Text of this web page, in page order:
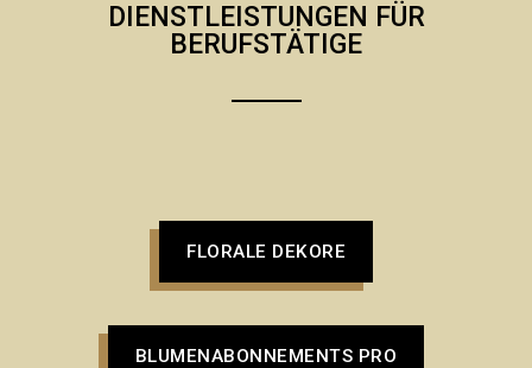
DIENSTLEISTUNGEN FÜR
BERUFSTÄTIGE
FLORALE DEKORE
BLUMENABONNEMENTS PRO